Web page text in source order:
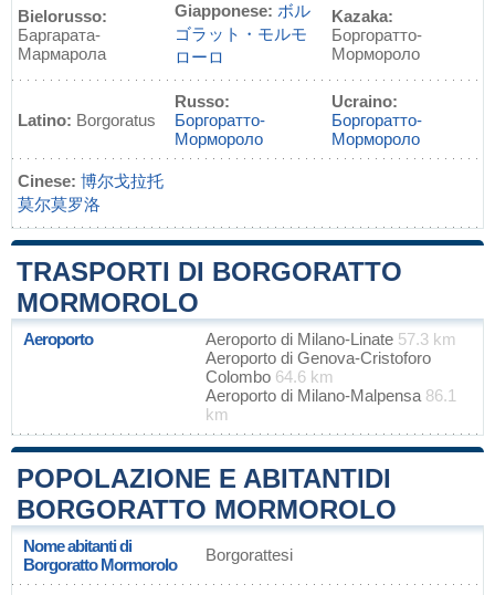
Bielorusso:
Баргарата-
Мармарола
Giapponese: ボル
ゴラット・モルモ
ローロ
Kazaka:
Боргоратто-
Мормороло
Latino: Borgoratus
Russo:
Боргоратто-
Мормороло
Ucraino:
Боргоратто-
Мормороло
Cinese: 博尔戈拉托
莫尔莫罗洛
TRASPORTI DI BORGORATTO
MORMOROLO
Aeroporto Aeroporto di Milano-Linate 57.3 km
Aeroporto di Genova-Cristoforo
Colombo 64.6 km
Aeroporto di Milano-Malpensa 86.1
km
POPOLAZIONE E ABITANTIDI
BORGORATTO MORMOROLO
Nome abitanti di
Borgoratto Mormorolo
Borgorattesi